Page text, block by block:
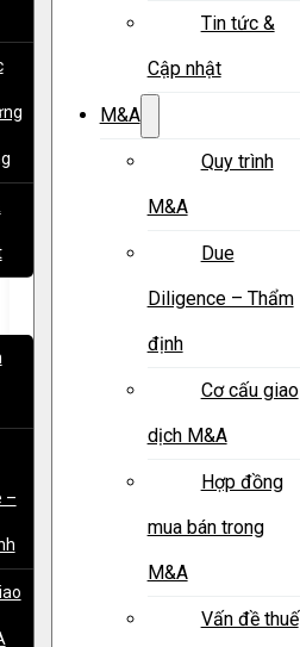
–
Tin tức &
Cập nhật
M&A
Quy trình
M&A
Due
Diligence – Thẩm
định
Cơ cấu giao
dịch M&A
Hợp đồng
mua bán trong
M&A
Vấn đề thuế